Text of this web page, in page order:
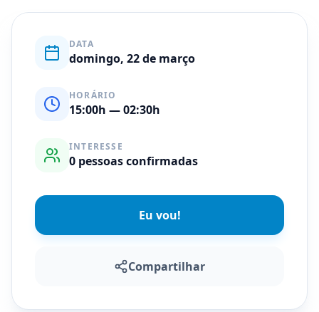
DATA
domingo, 22 de março
HORÁRIO
15:00h — 02:30h
INTERESSE
0 pessoas confirmadas
Eu vou!
Compartilhar